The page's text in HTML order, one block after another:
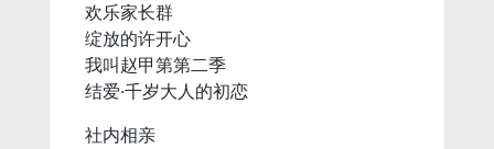
欢乐家长群
绽放的许开心
我叫赵甲第第二季
结爱·千岁大人的初恋
社内相亲